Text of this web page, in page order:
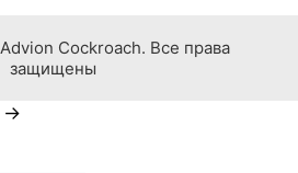
Cockroach. Все права
защищены
→